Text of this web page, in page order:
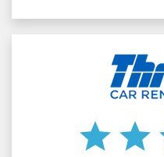
star star